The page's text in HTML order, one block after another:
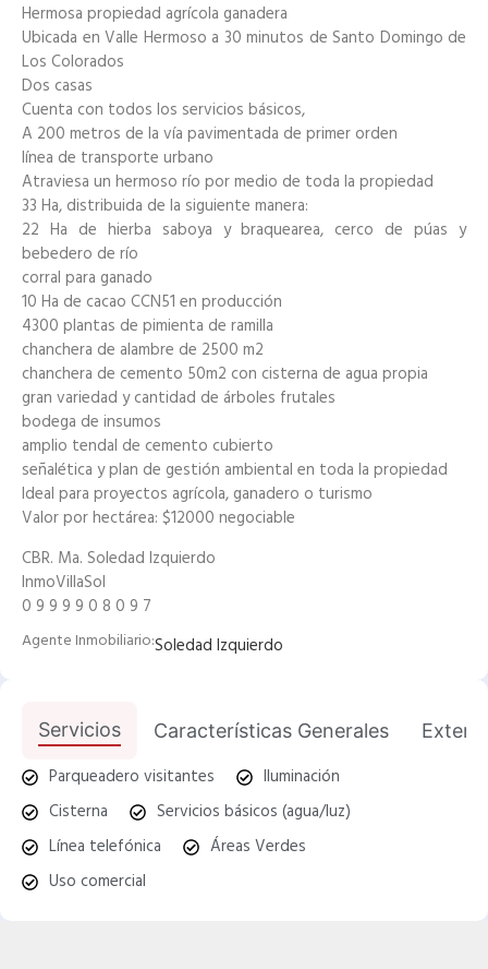
Hermosa propiedad agrícola ganadera
Ubicada en Valle Hermoso a 30 minutos de Santo Domingo de
Los Colorados
Dos casas
Cuenta con todos los servicios básicos,
A 200 metros de la vía pavimentada de primer orden
línea de transporte urbano
Atraviesa un hermoso río por medio de toda la propiedad
33 Ha, distribuida de la siguiente manera:
22 Ha de hierba saboya y braquearea, cerco de púas y
bebedero de río
corral para ganado
10 Ha de cacao CCN51 en producción
4300 plantas de pimienta de ramilla
chanchera de alambre de 2500 m2
chanchera de cemento 50m2 con cisterna de agua propia
gran variedad y cantidad de árboles frutales
bodega de insumos
amplio tendal de cemento cubierto
señalética y plan de gestión ambiental en toda la propiedad
Ideal para proyectos agrícola, ganadero o turismo
Valor por hectárea: $12000 negociable
CBR. Ma. Soledad Izquierdo
InmoVillaSol
0 9 9 9 9 0 8 0 9 7
Agente Inmobiliario:Soledad Izquierdo
Servicios Características Generales
Parqueadero visitantes
Iluminación
Cisterna
Servicios básicos (agua/luz)
Línea telefónica
Áreas Verdes
Uso comercial